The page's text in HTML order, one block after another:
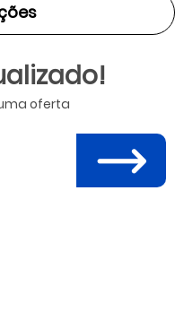
oferta